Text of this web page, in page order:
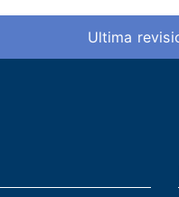
Ultima